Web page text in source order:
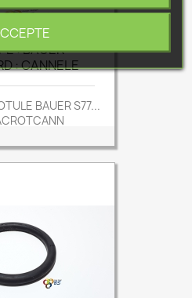
: BAUER
: CANNELE
BAUER S77...